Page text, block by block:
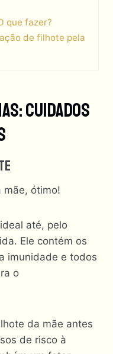
que fazer?
de filhote pela
Cuidados
mãe, ótimo!
até, pelo
Ele contém os
imunidade e todos
o
da mãe antes
de risco à